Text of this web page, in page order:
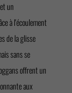
un
à l'écoulement
de la glisse
sans se
offrent un
aux